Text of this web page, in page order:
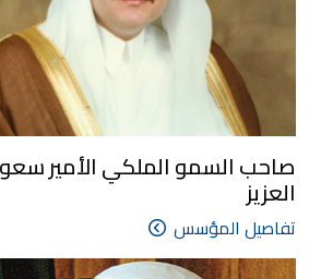
صاحب السمو الملكي الأمير
العزيز
تفاصيل المؤسس